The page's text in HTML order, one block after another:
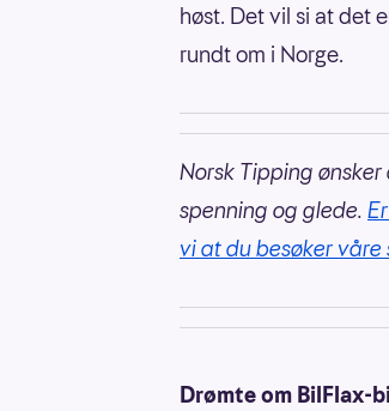
høst. Det vil si at det
rundt om i Norge.
Norsk Tipping
spenning og glede.
vi at du besøker våre
Drømte om BilFlax-